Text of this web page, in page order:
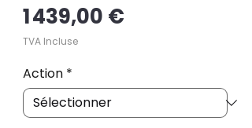
1 439,00 €
TVA Incluse
Action *